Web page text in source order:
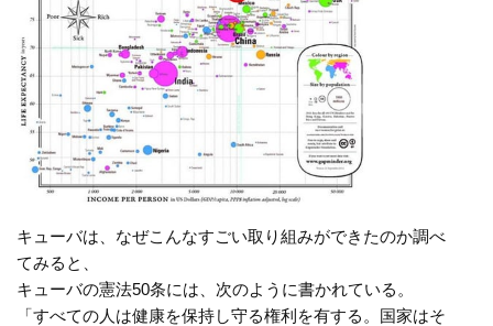
キューバは、なぜこんなすごい取り組みができたのか調べ
てみると、
キューバの憲法50条には、次のように書かれている。
「すべての人は健康を保持し守る権利を有する。国家はそ